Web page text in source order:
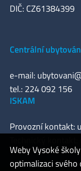
DIČ: CZ61384399
Centrální
e-mail:
tel.: 224 092 156
ISKAM
Provozní kontakt:
Weby Vysoké
optimalizaci